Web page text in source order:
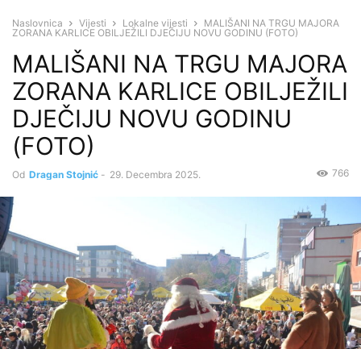
Naslovnica Vijesti Lokalne vijesti
MALIŠANI NA TRGU MAJORA
ZORANA KARLICE OBILJEŽILI DJEČIJU NOVU GODINU (FOTO)
MALIŠANI NA TRGU MAJORA
ZORANA KARLICE OBILJEŽILI
DJEČIJU NOVU GODINU
(FOTO)
Od Dragan Stojnić - 29. Decembra 2025. 766